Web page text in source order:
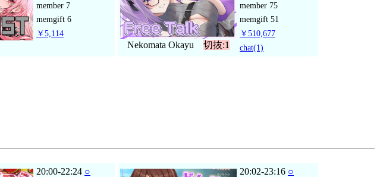
member 7
memgift 6
￥5,114
Nekomata Okayu 切抜:1
member 75
memgift 51
￥510,677
chat(1)
20:00-22:24 ○ 20:02-23:16 ○